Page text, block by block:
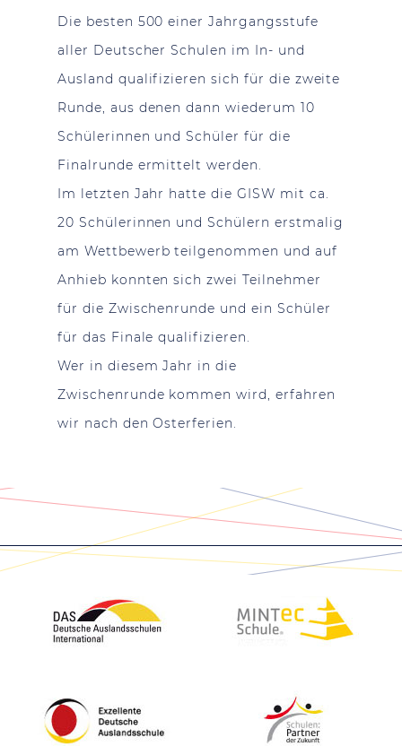
Die besten 500 einer Jahrgangsstufe
aller Deutscher Schulen im In- und
Ausland qualifizieren sich für die zweite
Runde, aus denen dann wiederum 10
Schülerinnen und Schüler für die
Finalrunde ermittelt werden.
Im letzten Jahr hatte die GISW mit ca.
20 Schülerinnen und Schülern erstmalig
am Wettbewerb teilgenommen und auf
Anhieb konnten sich zwei Teilnehmer
für die Zwischenrunde und ein Schüler
für das Finale qualifizieren.
Wer in diesem Jahr in die
Zwischenrunde kommen wird, erfahren
wir nach den Osterferien.